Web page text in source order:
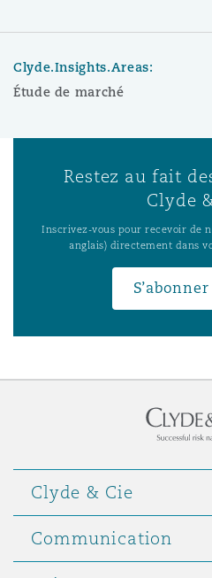
Clyde.Insights.Areas:
Étude de marché
Restez au fait
Clyde
Inscrivez-vous pour recevoir de
anglais) directement dans
Clyde & Cie
Communication